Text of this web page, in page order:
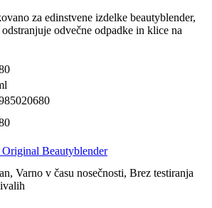
za edinstvene izdelke beautyblender,
odvečne odpadke in klice na
Beautyblender
Varno v času nosečnosti, Brez testiranja